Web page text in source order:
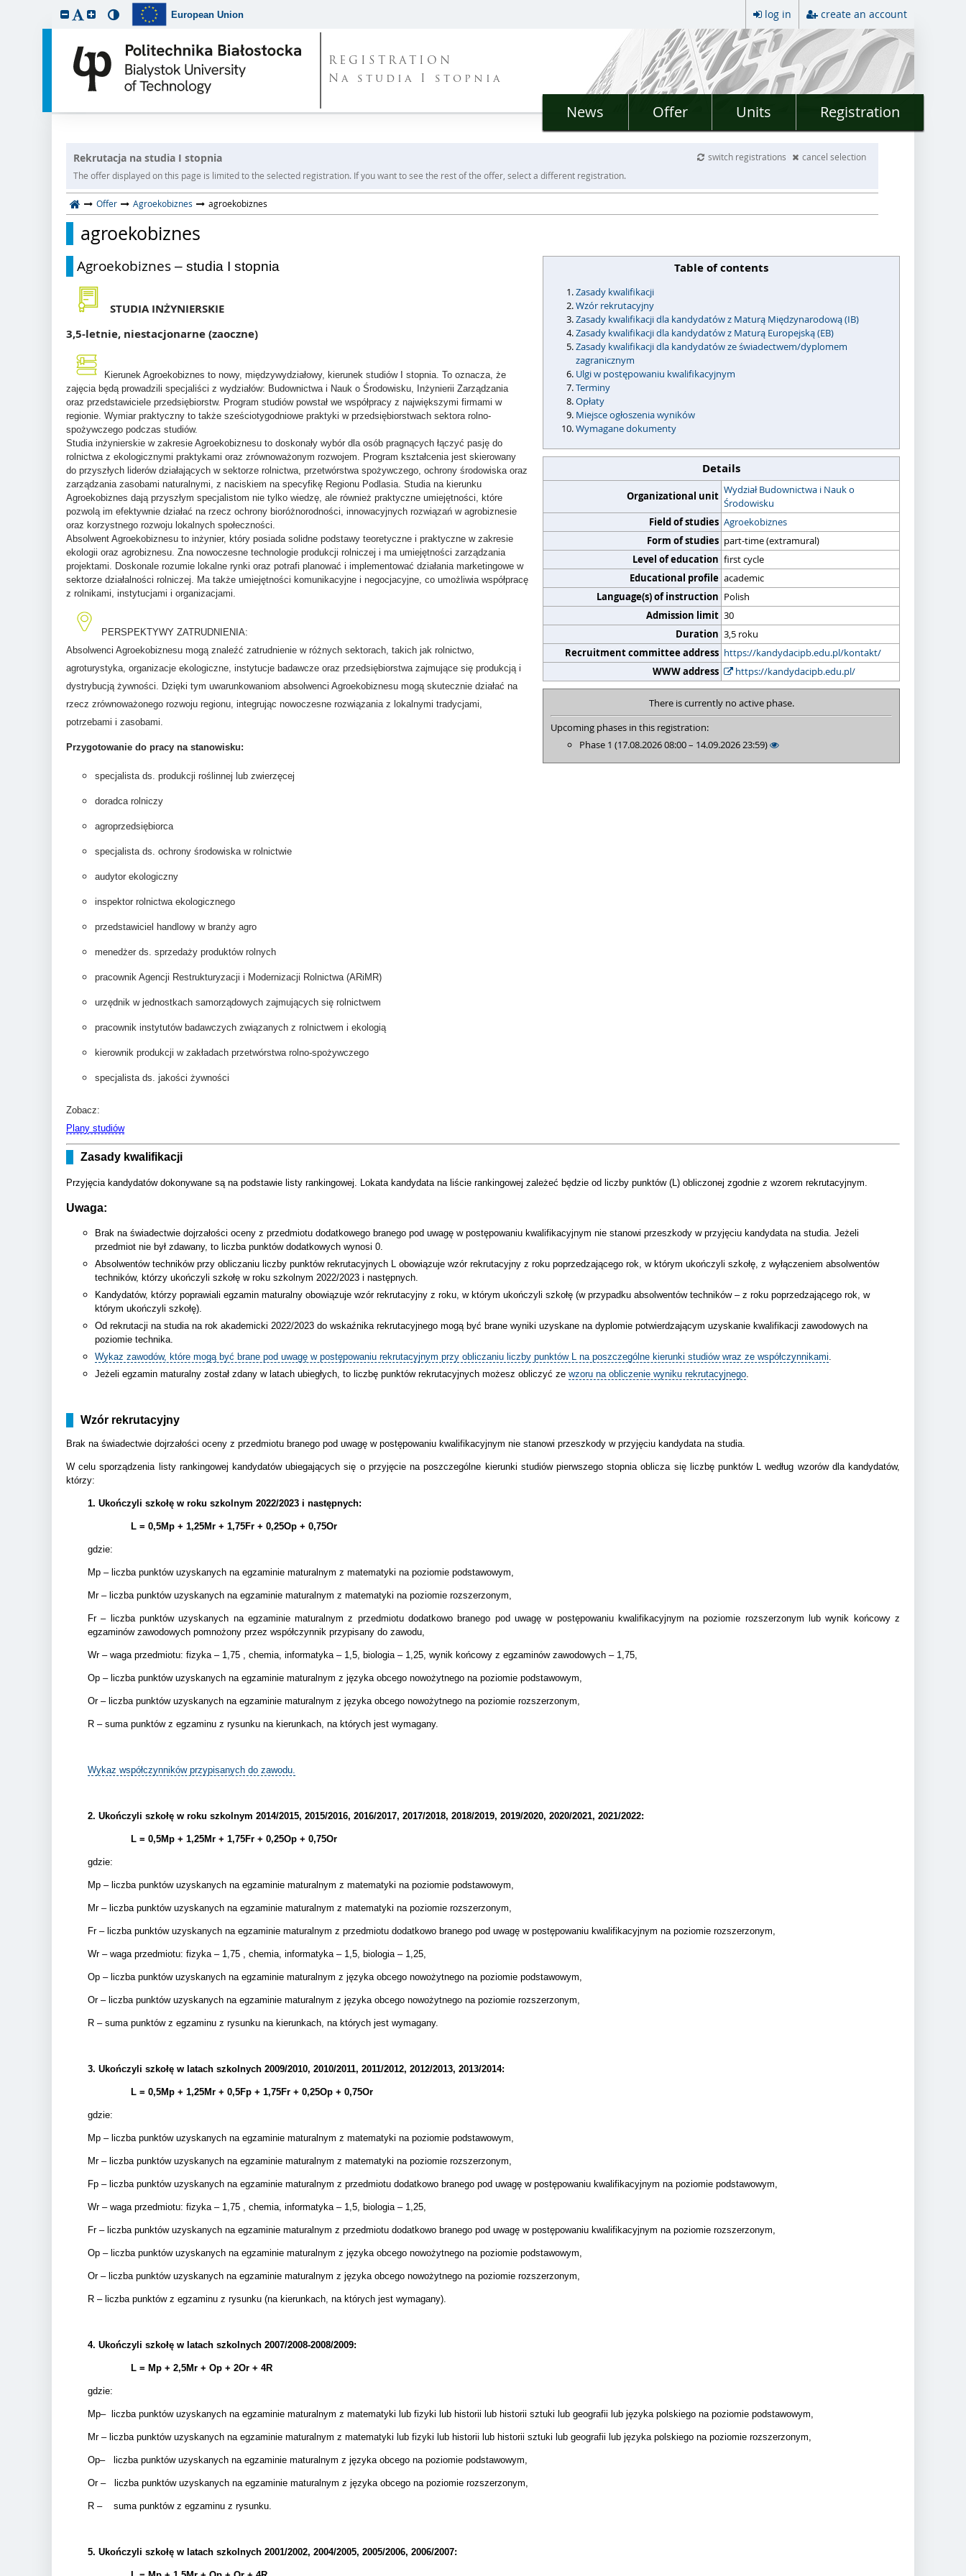
European Union log in create an account
REGISTRATION
Na studia I stopnia
News Offer Units Registration
Rekrutacja na studia I stopnia switch registrations
cancel selection
The offer displayed on this page is limited to the selected registration. If you want to see the rest of the offer, select a different registration.
Offer Agroekobiznes agroekobiznes
agroekobiznes
Table of contents
Zasady kwalifikacji
Wzór rekrutacyjny
Zasady kwalifikacji dla kandydatów z Maturą Międzynarodową (IB)
Zasady kwalifikacji dla kandydatów z Maturą Europejską (EB)
Zasady kwalifikacji dla kandydatów ze świadectwem/dyplomem
zagranicznym
Ulgi w postępowaniu kwalifikacyjnym
Terminy
Opłaty
Miejsce ogłoszenia wyników
Wymagane dokumenty
Details
Organizational unit Wydział Budownictwa i Nauk o
Środowisku
Field of studies Agroekobiznes
Form of studies part-time (extramural)
Level of education first cycle
Educational profile academic
Language(s) of instruction Polish
Admission limit 30
Duration 3,5 roku
Recruitment committee address https://kandydacipb.edu.pl/kontakt/
WWW address
https://kandydacipb.edu.pl/
There is currently no active phase.
Upcoming phases in this registration:
Phase 1 (17.08.2026 08:00 – 14.09.2026 23:59)
Agroekobiznes – studia I stopnia
STUDIA INŻYNIERSKIE
3,5-letnie, niestacjonarne (zaoczne)
Kierunek Agroekobiznes to nowy, międzywydziałowy, kierunek studiów I stopnia. To oznacza, że
zajęcia będą prowadzili specjaliści z wydziałów: Budownictwa i Nauk o Środowisku, Inżynierii Zarządzania
oraz przedstawiciele przedsiębiorstw. Program studiów powstał we współpracy z największymi firmami w
regionie. Wymiar praktyczny to także sześciotygodniowe praktyki w przedsiębiorstwach sektora rolno-
spożywczego podczas studiów.
Studia inżynierskie w zakresie Agroekobiznesu to doskonały wybór dla osób pragnących łączyć pasję do
rolnictwa z ekologicznymi praktykami oraz zrównoważonym rozwojem. Program kształcenia jest skierowany
do przyszłych liderów działających w sektorze rolnictwa, przetwórstwa spożywczego, ochrony środowiska oraz
zarządzania zasobami naturalnymi, z naciskiem na specyfikę Regionu Podlasia. Studia na kierunku
Agroekobiznes dają przyszłym specjalistom nie tylko wiedzę, ale również praktyczne umiejętności, które
pozwolą im efektywnie działać na rzecz ochrony bioróżnorodności, innowacyjnych rozwiązań w agrobiznesie
oraz korzystnego rozwoju lokalnych społeczności.
Absolwent Agroekobiznesu to inżynier, który posiada solidne podstawy teoretyczne i praktyczne w zakresie
ekologii oraz agrobiznesu. Zna nowoczesne technologie produkcji rolniczej i ma umiejętności zarządzania
projektami. Doskonale rozumie lokalne rynki oraz potrafi planować i implementować działania marketingowe w
sektorze działalności rolniczej. Ma także umiejętności komunikacyjne i negocjacyjne, co umożliwia współpracę
z rolnikami, instytucjami i organizacjami.
PERSPEKTYWY ZATRUDNIENIA:
Absolwenci Agroekobiznesu mogą znaleźć zatrudnienie w różnych sektorach, takich jak rolnictwo,
agroturystyka, organizacje ekologiczne, instytucje badawcze oraz przedsiębiorstwa zajmujące się produkcją i
dystrybucją żywności. Dzięki tym uwarunkowaniom absolwenci Agroekobiznesu mogą skutecznie działać na
rzecz zrównoważonego rozwoju regionu, integrując nowoczesne rozwiązania z lokalnymi tradycjami,
potrzebami i zasobami.
Przygotowanie do pracy na stanowisku:
specjalista ds. produkcji roślinnej lub zwierzęcej
doradca rolniczy
agroprzedsiębiorca
specjalista ds. ochrony środowiska w rolnictwie
audytor ekologiczny
inspektor rolnictwa ekologicznego
przedstawiciel handlowy w branży agro
menedżer ds. sprzedaży produktów rolnych
pracownik Agencji Restrukturyzacji i Modernizacji Rolnictwa (ARiMR)
urzędnik w jednostkach samorządowych zajmujących się rolnictwem
pracownik instytutów badawczych związanych z rolnictwem i ekologią
kierownik produkcji w zakładach przetwórstwa rolno-spożywczego
specjalista ds. jakości żywności
Zobacz:
Plany studiów
Zasady kwalifikacji
Przyjęcia kandydatów dokonywane są na podstawie listy rankingowej. Lokata kandydata na liście rankingowej zależeć będzie od liczby punktów (L) obliczonej zgodnie z wzorem rekrutacyjnym.
Uwaga:
Brak na świadectwie dojrzałości oceny z przedmiotu dodatkowego branego pod uwagę w postępowaniu kwalifikacyjnym nie stanowi przeszkody w przyjęciu kandydata na studia. Jeżeli
przedmiot nie był zdawany, to liczba punktów dodatkowych wynosi 0.
Absolwentów techników przy obliczaniu liczby punktów rekrutacyjnych L obowiązuje wzór rekrutacyjny z roku poprzedzającego rok, w którym ukończyli szkołę, z wyłączeniem absolwentów
techników, którzy ukończyli szkołę w roku szkolnym 2022/2023 i następnych.
Kandydatów, którzy poprawiali egzamin maturalny obowiązuje wzór rekrutacyjny z roku, w którym ukończyli szkołę (w przypadku absolwentów techników – z roku poprzedzającego rok, w
którym ukończyli szkołę).
Od rekrutacji na studia na rok akademicki 2022/2023 do wskaźnika rekrutacyjnego mogą być brane wyniki uzyskane na dyplomie potwierdzającym uzyskanie kwalifikacji zawodowych na
poziomie technika.
Wykaz zawodów, które mogą być brane pod uwagę w postępowaniu rekrutacyjnym przy obliczaniu liczby punktów L na poszczególne kierunki studiów wraz ze współczynnikami
Jeżeli egzamin maturalny został zdany w latach ubiegłych, to liczbę punktów rekrutacyjnych możesz obliczyć ze wzoru na obliczenie wyniku rekrutacyjnego
Wzór rekrutacyjny
Brak na świadectwie dojrzałości oceny z przedmiotu branego pod uwagę w postępowaniu kwalifikacyjnym nie stanowi przeszkody w przyjęciu kandydata na studia.
W celu sporządzenia listy rankingowej kandydatów ubiegających się o przyjęcie na poszczególne kierunki studiów pierwszego stopnia oblicza się liczbę punktów L według wzorów dla kandydatów,
którzy:
1. Ukończyli szkołę w roku szkolnym 2022/2023 i następnych:
L = 0,5Mp + 1,25Mr + 1,75Fr + 0,25Op + 0,75Or
gdzie:
Mp – liczba punktów uzyskanych na egzaminie maturalnym z matematyki na poziomie podstawowym,
Mr – liczba punktów uzyskanych na egzaminie maturalnym z matematyki na poziomie rozszerzonym,
Fr – liczba punktów uzyskanych na egzaminie maturalnym z przedmiotu dodatkowo branego pod uwagę w postępowaniu kwalifikacyjnym na poziomie rozszerzonym lub wynik końcowy z
egzaminów zawodowych pomnożony przez współczynnik przypisany do zawodu,
Wr – waga przedmiotu: fizyka – 1,75 , chemia, informatyka – 1,5, biologia – 1,25, wynik końcowy z egzaminów zawodowych – 1,75,
Op – liczba punktów uzyskanych na egzaminie maturalnym z języka obcego nowożytnego na poziomie podstawowym,
Or – liczba punktów uzyskanych na egzaminie maturalnym z języka obcego nowożytnego na poziomie rozszerzonym,
R – suma punktów z egzaminu z rysunku na kierunkach, na których jest wymagany.
Wykaz współczynników przypisanych do zawodu.
2. Ukończyli szkołę w roku szkolnym 2014/2015, 2015/2016, 2016/2017, 2017/2018, 2018/2019, 2019/2020, 2020/2021, 2021/2022:
L = 0,5Mp + 1,25Mr + 1,75Fr + 0,25Op + 0,75Or
gdzie:
Mp – liczba punktów uzyskanych na egzaminie maturalnym z matematyki na poziomie podstawowym,
Mr – liczba punktów uzyskanych na egzaminie maturalnym z matematyki na poziomie rozszerzonym,
Fr – liczba punktów uzyskanych na egzaminie maturalnym z przedmiotu dodatkowo branego pod uwagę w postępowaniu kwalifikacyjnym na poziomie rozszerzonym,
Wr – waga przedmiotu: fizyka – 1,75 , chemia, informatyka – 1,5, biologia – 1,25,
Op – liczba punktów uzyskanych na egzaminie maturalnym z języka obcego nowożytnego na poziomie podstawowym,
Or – liczba punktów uzyskanych na egzaminie maturalnym z języka obcego nowożytnego na poziomie rozszerzonym,
R – suma punktów z egzaminu z rysunku na kierunkach, na których jest wymagany.
3. Ukończyli szkołę w latach szkolnych 2009/2010, 2010/2011, 2011/2012, 2012/2013, 2013/2014:
L = 0,5Mp + 1,25Mr + 0,5Fp + 1,75Fr + 0,25Op + 0,75Or
gdzie:
Mp – liczba punktów uzyskanych na egzaminie maturalnym z matematyki na poziomie podstawowym,
Mr – liczba punktów uzyskanych na egzaminie maturalnym z matematyki na poziomie rozszerzonym,
Fp – liczba punktów uzyskanych na egzaminie maturalnym z przedmiotu dodatkowo branego pod uwagę w postępowaniu kwalifikacyjnym na poziomie podstawowym,
Wr – waga przedmiotu: fizyka – 1,75 , chemia, informatyka – 1,5, biologia – 1,25,
Fr – liczba punktów uzyskanych na egzaminie maturalnym z przedmiotu dodatkowo branego pod uwagę w postępowaniu kwalifikacyjnym na poziomie rozszerzonym,
Op – liczba punktów uzyskanych na egzaminie maturalnym z języka obcego nowożytnego na poziomie podstawowym,
Or – liczba punktów uzyskanych na egzaminie maturalnym z języka obcego nowożytnego na poziomie rozszerzonym,
R – liczba punktów z egzaminu z rysunku (na kierunkach, na których jest wymagany).
4. Ukończyli szkołę w latach szkolnych 2007/2008-2008/2009:
L = Mp + 2,5Mr + Op + 2Or + 4R
gdzie:
Mp– liczba punktów uzyskanych na egzaminie maturalnym z matematyki lub fizyki lub historii lub historii sztuki lub geografii lub języka polskiego na poziomie podstawowym,
Mr – liczba punktów uzyskanych na egzaminie maturalnym z matematyki lub fizyki lub historii lub historii sztuki lub geografii lub języka polskiego na poziomie rozszerzonym,
Op– liczba punktów uzyskanych na egzaminie maturalnym z języka obcego na poziomie podstawowym,
Or – liczba punktów uzyskanych na egzaminie maturalnym z języka obcego na poziomie rozszerzonym,
R – suma punktów z egzaminu z rysunku.
5. Ukończyli szkołę w latach szkolnych 2001/2002, 2004/2005, 2005/2006, 2006/2007: